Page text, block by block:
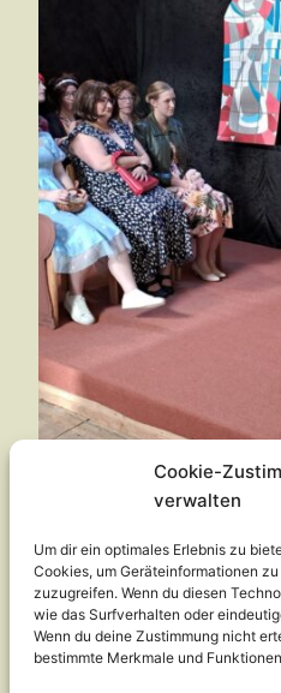
Cookie-
verwalten
Um dir ein optimales Erlebnis zu
Cookies, um Geräteinformationen
zuzugreifen. Wenn du diesen
wie das Surfverhalten oder
Wenn du deine Zustimmung nicht
bestimmte Merkmale und
macht
Ramba